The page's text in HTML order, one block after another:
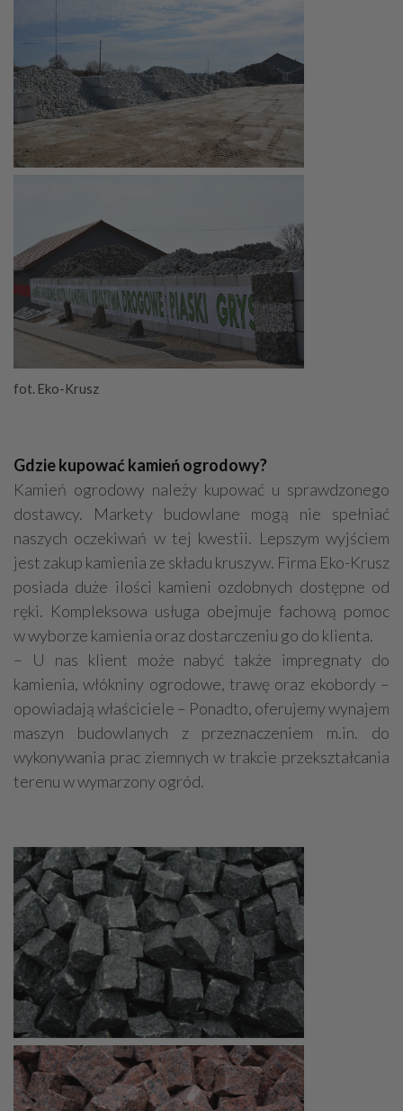
fot. Eko-Krusz
Gdzie kupować kamień ogrodowy?
Kamień ogrodowy należy kupować u sprawdzonego
dostawcy. Markety budowlane mogą nie spełniać
naszych oczekiwań w tej kwestii. Lepszym wyjściem
jest zakup kamienia ze składu kruszyw. Firma Eko-Krusz
posiada duże ilości kamieni ozdobnych dostępne od
ręki. Kompleksowa usługa obejmuje fachową pomoc
w wyborze kamienia oraz dostarczeniu go do klienta.
– U nas klient może nabyć także impregnaty do
kamienia, włókniny ogrodowe, trawę oraz ekobordy –
opowiadają właściciele – Ponadto, oferujemy wynajem
maszyn budowlanych z przeznaczeniem m.in. do
wykonywania prac ziemnych w trakcie przekształcania
terenu w wymarzony ogród.